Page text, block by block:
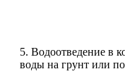
5. Водоотведение в
воды на грунт или